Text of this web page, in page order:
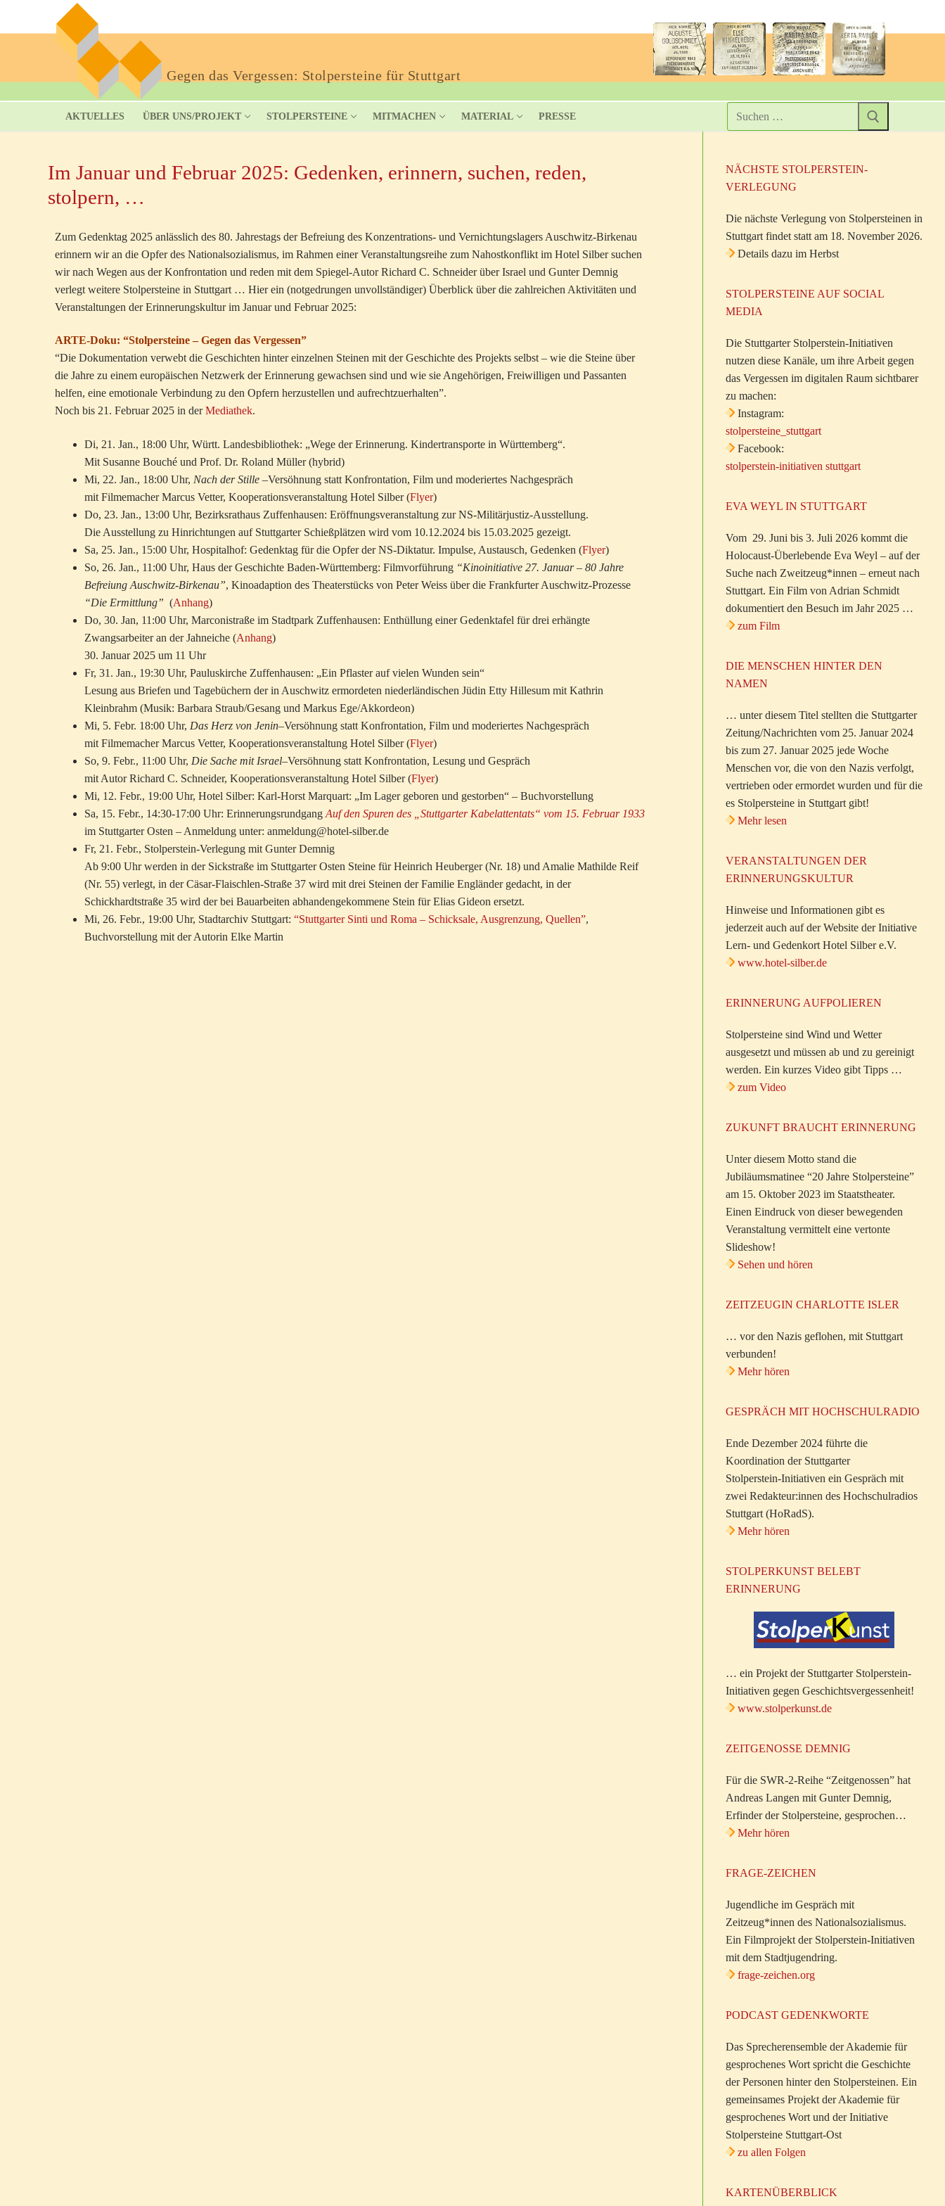
Gegen das Vergessen: Stolpersteine für Stuttgart
AKTUELLES ÜBER UNS/PROJEKT STOLPERSTEINE MITMACHEN MATERIAL PRESSE
Im Januar und Februar 2025: Gedenken, erinnern, suchen, reden,
stolpern, …
Zum Gedenktag 2025 anlässlich des 80. Jahrestags der Befreiung des Konzentrations- und Vernichtungslagers Auschwitz-Birkenau
erinnern wir an die Opfer des Nationalsozialismus, im Rahmen einer Veranstaltungsreihe zum Nahostkonflikt im Hotel Silber suchen
wir nach Wegen aus der Konfrontation und reden mit dem Spiegel-Autor Richard C. Schneider über Israel und Gunter Demnig
verlegt weitere Stolpersteine in Stuttgart … Hier ein (notgedrungen unvollständiger) Überblick über die zahlreichen Aktivitäten und
Veranstaltungen der Erinnerungskultur im Januar und Februar 2025:
ARTE-Doku: “Stolpersteine – Gegen das Vergessen”
“Die Dokumentation verwebt die Geschichten hinter einzelnen Steinen mit der Geschichte des Projekts selbst – wie die Steine über
die Jahre zu einem europäischen Netzwerk der Erinnerung gewachsen sind und wie sie Angehörigen, Freiwilligen und Passanten
helfen, eine emotionale Verbindung zu den Opfern herzustellen und aufrechtzuerhalten”.
Noch bis 21. Februar 2025 in derMediathek.
Di, 21. Jan., 18:00 Uhr, Württ. Landesbibliothek: „Wege der Erinnerung. Kindertransporte in Württemberg“.
Mit Susanne Bouché und Prof. Dr. Roland Müller (hybrid)
Mi, 22. Jan., 18:00 Uhr, Nach der Stille–Versöhnung statt Konfrontation, Film und moderiertes Nachgespräch
mit Filmemacher Marcus Vetter, Kooperationsveranstaltung Hotel Silber (Flyer)
Do, 23. Jan., 13:00 Uhr, Bezirksrathaus Zuffenhausen: Eröffnungsveranstaltung zur NS-Militärjustiz-Ausstellung.
Die Ausstellung zu Hinrichtungen auf Stuttgarter Schießplätzen wird vom 10.12.2024 bis 15.03.2025 gezeigt.
Sa, 25. Jan., 15:00 Uhr, Hospitalhof: Gedenktag für die Opfer der NS-Diktatur. Impulse, Austausch, Gedenken (Flyer)
So, 26. Jan., 11:00 Uhr, Haus der Geschichte Baden-Württemberg: Filmvorführung “Kinoinitiative 27. Januar – 80 Jahre
Befreiung Auschwitz-Birkenau”, Kinoadaption des Theaterstücks von Peter Weiss über die Frankfurter Auschwitz-Prozesse
“Die Ermittlung” (Anhang)
Do, 30. Jan, 11:00 Uhr, Marconistraße im Stadtpark Zuffenhausen: Enthüllung einer Gedenktafel für drei erhängte
Zwangsarbeiter an der Jahneiche (Anhang)
30. Januar 2025 um 11 Uhr
Fr, 31. Jan., 19:30 Uhr, Pauluskirche Zuffenhausen: „Ein Pflaster auf vielen Wunden sein“
Lesung aus Briefen und Tagebüchern der in Auschwitz ermordeten niederländischen Jüdin Etty Hillesum mit Kathrin
Kleinbrahm (Musik: Barbara Straub/Gesang und Markus Ege/Akkordeon)
Mi, 5. Febr. 18:00 Uhr, Das Herz von Jenin–Versöhnung statt Konfrontation, Film und moderiertes Nachgespräch
mit Filmemacher Marcus Vetter, Kooperationsveranstaltung Hotel Silber (Flyer)
So, 9. Febr., 11:00 Uhr, Die Sache mit Israel–Versöhnung statt Konfrontation, Lesung und Gespräch
mit Autor Richard C. Schneider, Kooperationsveranstaltung Hotel Silber (Flyer)
Mi, 12. Febr., 19:00 Uhr, Hotel Silber: Karl-Horst Marquart: „Im Lager geboren und gestorben“ – Buchvorstellung
Sa, 15. Febr., 14:30-17:00 Uhr: Erinnerungsrundgang Auf den Spuren des „Stuttgarter Kabelattentats“ vom 15. Februar 1933
im Stuttgarter Osten – Anmeldung unter: anmeldung@hotel-silber.de
Fr, 21. Febr., Stolperstein-Verlegung mit Gunter Demnig
Ab 9:00 Uhr werden in der Sickstraße im Stuttgarter Osten Steine für Heinrich Heuberger (Nr. 18) und Amalie Mathilde Reif
(Nr. 55) verlegt, in der Cäsar-Flaischlen-Straße 37 wird mit drei Steinen der Familie Engländer gedacht, in der
Schickhardtstraße 35 wird der bei Bauarbeiten abhandengekommene Stein für Elias Gideon ersetzt.
Mi, 26. Febr., 19:00 Uhr, Stadtarchiv Stuttgart: “Stuttgarter Sinti und Roma – Schicksale, Ausgrenzung, Quellen”,
Buchvorstellung mit der Autorin Elke Martin
NÄCHSTE STOLPERSTEIN-
VERLEGUNG
Die nächste Verlegung von Stolpersteinen in
Stuttgart findet statt am 18. November 2026.
Details dazu im Herbst
STOLPERSTEINE AUF SOCIAL
MEDIA
Die Stuttgarter Stolperstein-Initiativen
nutzen diese Kanäle, um ihre Arbeit gegen
das Vergessen im digitalen Raum sichtbarer
zu machen:
Instagram:
stolpersteine_stuttgart
Facebook:
stolperstein-initiativen stuttgart
EVA WEYL IN STUTTGART
Vom 29. Juni bis 3. Juli 2026 kommt die
Holocaust-Überlebende Eva Weyl – auf der
Suche nach Zweitzeug*innen – erneut nach
Stuttgart. Ein Film von Adrian Schmidt
dokumentiert den Besuch im Jahr 2025 …
zum Film
DIE MENSCHEN HINTER DEN
NAMEN
… unter diesem Titel stellten die Stuttgarter
Zeitung/Nachrichten vom 25. Januar 2024
bis zum 27. Januar 2025 jede Woche
Menschen vor, die von den Nazis verfolgt,
vertrieben oder ermordet wurden und für die
es Stolpersteine in Stuttgart gibt!
Mehr lesen
VERANSTALTUNGEN DER
ERINNERUNGSKULTUR
Hinweise und Informationen gibt es
jederzeit auch auf der Website der Initiative
Lern- und Gedenkort Hotel Silber e.V.
www.hotel-silber.de
ERINNERUNG AUFPOLIEREN
Stolpersteine sind Wind und Wetter
ausgesetzt und müssen ab und zu gereinigt
werden. Ein kurzes Video gibt Tipps …
zum Video
ZUKUNFT BRAUCHT ERINNERUNG
Unter diesem Motto stand die
Jubiläumsmatinee “20 Jahre Stolpersteine”
am 15. Oktober 2023 im Staatstheater.
Einen Eindruck von dieser bewegenden
Veranstaltung vermittelt eine vertonte
Slideshow!
Sehen und hören
ZEITZEUGIN CHARLOTTE ISLER
… vor den Nazis geflohen, mit Stuttgart
verbunden!
Mehr hören
GESPRÄCH MIT HOCHSCHULRADIO
Ende Dezember 2024 führte die
Koordination der Stuttgarter
Stolperstein-Initiativen ein Gespräch mit
zwei Redakteur:innen des Hochschulradios
Stuttgart (HoRadS).
Mehr hören
STOLPERKUNST BELEBT
ERINNERUNG
… ein Projekt der Stuttgarter Stolperstein-
Initiativen gegen Geschichtsvergessenheit!
www.stolperkunst.de
ZEITGENOSSE DEMNIG
Für die SWR-2-Reihe “Zeitgenossen” hat
Andreas Langen mit Gunter Demnig,
Erfinder der Stolpersteine, gesprochen…
Mehr hören
FRAGE-ZEICHEN
Jugendliche im Gespräch mit
Zeitzeug*innen des Nationalsozialismus.
Ein Filmprojekt der Stolperstein-Initiativen
mit dem Stadtjugendring.
frage-zeichen.org
PODCAST GEDENKWORTE
Das Sprecherensemble der Akademie für
gesprochenes Wort spricht die Geschichte
der Personen hinter den Stolpersteinen. Ein
gemeinsames Projekt der Akademie für
gesprochenes Wort und der Initiative
Stolpersteine Stuttgart-Ost
zu allen Folgen
KARTENÜBERBLICK